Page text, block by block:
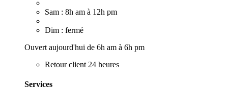
Sam : 8h am à 12h pm
Dim : fermé
Ouvert aujourd'hui de 6h am à 6h pm
Retour client 24 heures
Services